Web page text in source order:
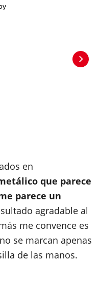
en
que parece
parece un
agradable al
me convence es
se marcan apenas
de las manos.